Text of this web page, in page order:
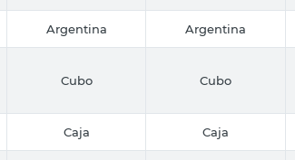
Argentina Argentina
Cubo Cubo
Caja Caja